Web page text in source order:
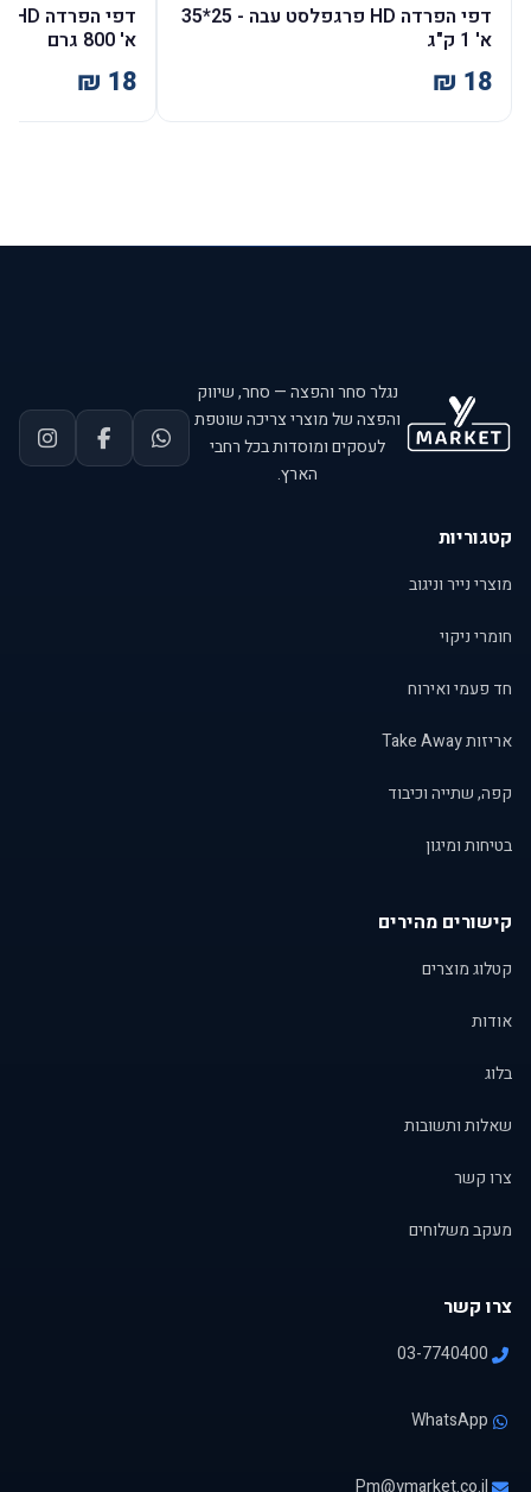
דפי הפרדה HD פרגפלסט עבה - 25*35
א' 1 ק"ג
א' 800 גרם
נגלר סחר והפצה — סחר, שיווק
והפצה של מוצרי צריכה שוטפת
לעסקים ומוסדות בכל רחבי
הארץ.
קטגוריות
מוצרי נייר וניגוב
חומרי ניקוי
חד פעמי ואירוח
אריזות Take Away
קפה, שתייה וכיבוד
בטיחות ומיגון
קישורים מהירים
קטלוג מוצרים
אודות
בלוג
שאלות ותשובות
צרו קשר
מעקב משלוחים
צרו קשר
03-7740400
WhatsApp
Pm@ymarket.co.il